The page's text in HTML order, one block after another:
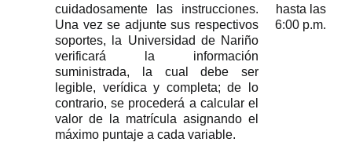
cuidadosamente las instrucciones.
Una vez se adjunte sus respectivos
soportes, la Universidad de Nariño
verificará la información
suministrada, la cual debe ser
legible, verídica y completa; de lo
contrario, se procederá a calcular el
valor de la matrícula asignando el
máximo puntaje a cada variable.
hasta las
6:00 p.m.